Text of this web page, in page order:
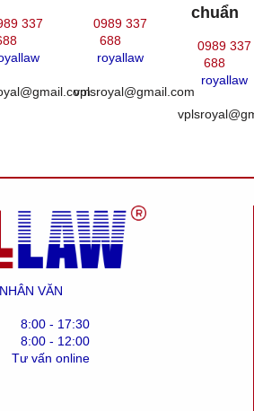
337
0989 337
688
royallaw
vplsroyal@gmail.com
chuẩn
0989 337
688
royallaw
VĂN
8:00 - 17:30
8:00 - 12:00
Tư vấn online